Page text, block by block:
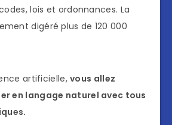
lois et ordonnances. La
digéré plus de 120 000
artificielle,vous allez
en langage naturel avec tous